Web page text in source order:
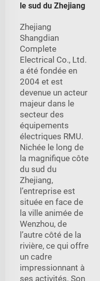
le sud du Zhejiang
Zhejiang
Shangdian
Complete
Electrical Co., Ltd.
a été fondée en
2004 et est
devenue un acteur
majeur dans le
secteur des
équipements
électriques RMU.
Nichée le long de
la magnifique côte
du sud du
Zhejiang,
l’entreprise est
située en face de
la ville animée de
Wenzhou, de
l’autre côté de la
rivière, ce qui offre
un cadre
impressionnant à
ses activités. Son